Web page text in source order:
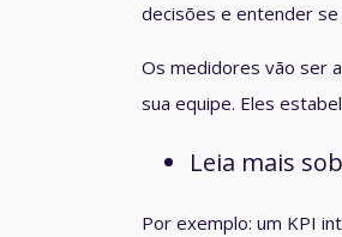
decisões e entender se
Os medidores vão ser
sua equipe. Eles
Leia mais
Por exemplo: um KPI